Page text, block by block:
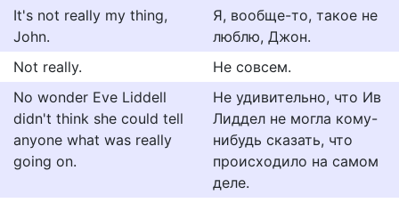
It's not really my thing,
John.
Я, вообще-то, такое не
люблю, Джон.
Not really.
Не совсем.
No wonder Eve Liddell
didn't think she could tell
anyone what was really
going on.
Не удивительно, что Ив
Лиддел не могла кому-
нибудь сказать, что
происходило на самом
деле.